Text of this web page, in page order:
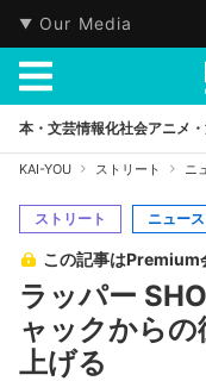
Our Media
本・文芸情報化社会アニメ
KAI-YOU ストリート ニ
ストリート ニュース
この記事はPremium
ラッパー
ャックから
上げる